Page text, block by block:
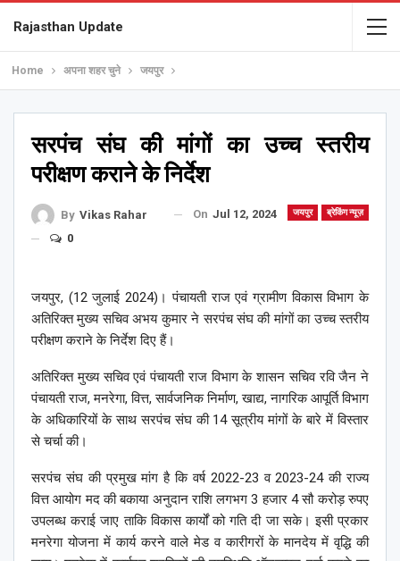
Rajasthan Update
Home अपना शहर चुने जयपुर
सरपंच संघ की मांगों का उच्च स्तरीय
परीक्षण कराने के निर्देश
जयपुर ब्रेकिंग न्यूज़
By Vikas Rahar On Jul 12, 2024
0
जयपुर, (12 जुलाई 2024)। पंचायती राज एवं ग्रामीण विकास विभाग के
अतिरिक्त मुख्य सचिव अभय कुमार ने सरपंच संघ की मांगों का उच्च स्तरीय
परीक्षण कराने के निर्देश दिए हैं।
अतिरिक्त मुख्य सचिव एवं पंचायती राज विभाग के शासन सचिव रवि जैन ने
पंचायती राज, मनरेगा, वित्त, सार्वजनिक निर्माण, खाद्य, नागरिक आपूर्ति विभाग
के अधिकारियों के साथ सरपंच संघ की 14 सूत्रीय मांगों के बारे में विस्तार
से चर्चा की।
सरपंच संघ की प्रमुख मांग है कि वर्ष 2022-23 व 2023-24 की राज्य
वित्त आयोग मद की बकाया अनुदान राशि लगभग 3 हजार 4 सौ करोड़ रुपए
उपलब्ध कराई जाए ताकि विकास कार्यों को गति दी जा सके। इसी प्रकार
मनरेगा योजना में कार्य करने वाले मेड व कारीगरों के मानदेय में वृद्धि की